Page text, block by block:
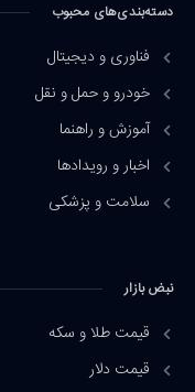
دسته‌بندی‌های محبوب
فناوری و دیجیتال
خودرو و حمل و نقل
آموزش و راهنما
اخبار و رویدادها
سلامت و پزشکی
نبض بازار
قیمت طلا و سکه
قیمت دلار